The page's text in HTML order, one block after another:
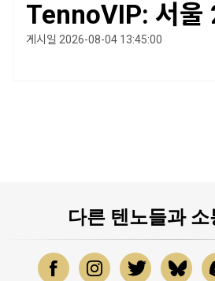
TennoVIP: 서울
게시일 2026-08-04 13:45:00
다른 텐노들과